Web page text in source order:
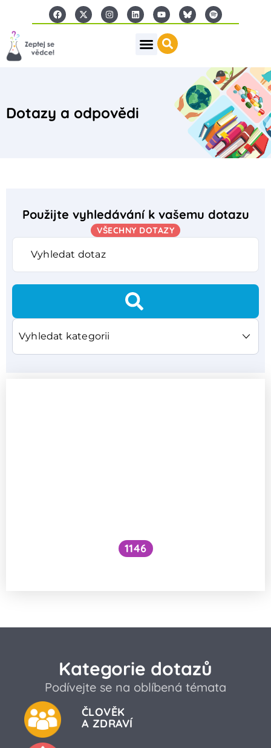
Dotazy a odpovědi
Použijte vyhledávání k vašemu dotazu
VŠECHNY DOTAZY
1146
Kategorie dotazů
Podívejte se na oblíbená témata
ČLOVĚK
A ZDRAVÍ